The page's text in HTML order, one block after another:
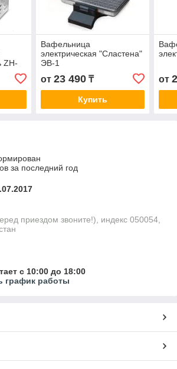
ZH-
Вафельница
электрическая "Сластена"
ЭВ-1
от 23 490₸
Купить
от
за последний год
приездом звоните!), индекс 050054,
с 10:00 до 18:00
график работы